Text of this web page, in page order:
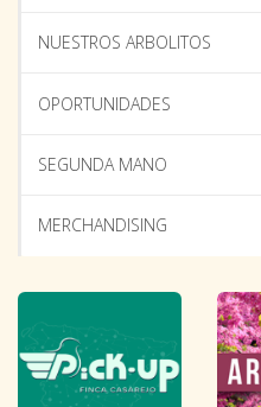
NUESTROS ARBOLITOS
OPORTUNIDADES
SEGUNDA MANO
MERCHANDISING